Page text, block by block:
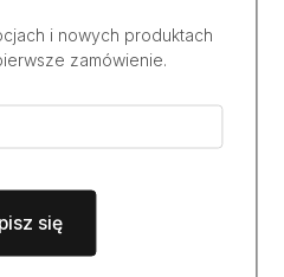
i nowych produktach
zamówienie.
się